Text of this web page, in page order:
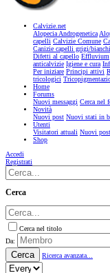
Calvizie.net
Alopecia Androgenetica
capelli Calvizie Comune
Canizie capelli grigi/bianchi
Difetti al capello Effluvium
anticalvizie Igiene e cura
Per iniziare Principi attivi
tricologici
Home
Forums
Nuovi messaggi Cerca nel
Novità
Nuovi post Nuovi stati in
Utenti
Visitatori attuali Nuovi
Shop
Accedi
Registrati
Cerca
Cerca nel titolo
Da:
Cerca Ricerca avanzata...